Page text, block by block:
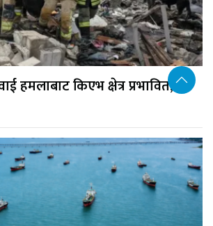
हमलाबाट किएभ क्षेत्र प्रभावित, १७